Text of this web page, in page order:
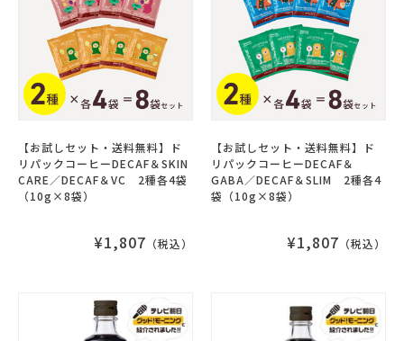
【お試しセット・送料無料】ド
リパックコーヒーDECAF＆SKIN
CARE／DECAF＆VC 2種各4袋
（10g×8袋）
¥1,807 （税込）
【お試しセット・送料無料】ド
リパックコーヒーDECAF＆
GABA／DECAF＆SLIM 2種各4
袋（10g×8袋）
¥1,807 （税込）